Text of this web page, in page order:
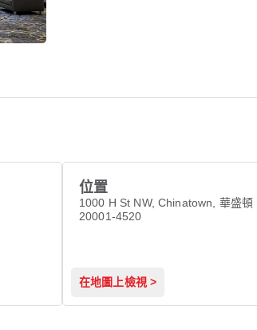
位置
1000 H St NW, Chinatown, 華盛頓
20001-4520
在地圖上檢視 >